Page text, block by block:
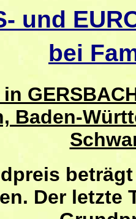
und
bei
Baden-
Der letzte